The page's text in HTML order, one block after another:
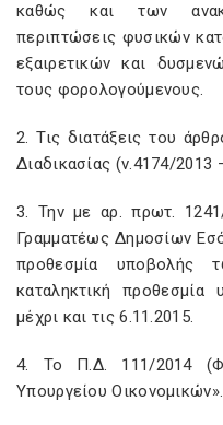
καθώς και των
περιπτώσεις φυσικών
εξαιρετικών και
τους φορολογούμενους.
2. Τις διατάξεις του
Διαδικασίας (ν.4174/
3. Την με αρ. πρωτ.
Γραμματέως Δημοσίων
προθεσμία
καταληκτική
μέχρι και τις 6.11.2015.
4. Το Π.Δ. 111/2014
Υπουργείου Οικονομικών».